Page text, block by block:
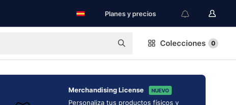
Planes y precios
Colecciones 0
Merchandising License NUEVO
Personaliza tus productos físicos y